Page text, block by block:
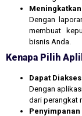
Dengan
membuat
bisnis Anda.
Kenapa Pilih
Dapat
Dengan
dari perangkat
Penyimpanan